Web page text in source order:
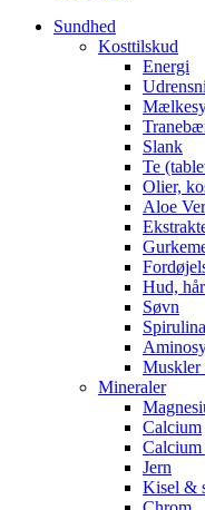
Sundhed
Kosttilskud
Energi
Slank
Te
Olier,
Aloe
Hud,
Søvn
Muskler
Mineraler
Calcium
Jern
Kisel &